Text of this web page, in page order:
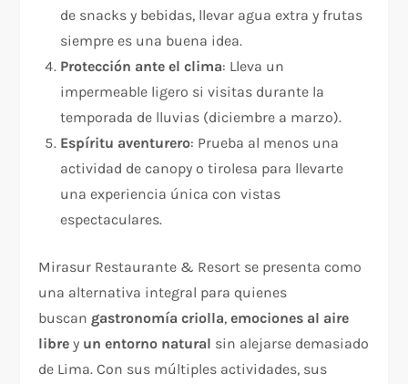
de snacks y bebidas, llevar agua extra y frutas
siempre es una buena idea.
Protección ante el clima: Lleva un
impermeable ligero si visitas durante la
temporada de lluvias (diciembre a marzo).
Espíritu aventurero: Prueba al menos una
actividad de canopy o tirolesa para llevarte
una experiencia única con vistas
espectaculares.
Mirasur Restaurante & Resort se presenta como
una alternativa integral para quienes
buscan gastronomía criolla,emociones al aire
libre y un entorno natural sin alejarse demasiado
de Lima. Con sus múltiples actividades, sus